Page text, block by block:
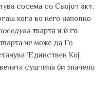
сосема со Својот акт.
кога во него наполно
тварта и ѝ го
не може да Го
’Единствен Кој
суштина би значело